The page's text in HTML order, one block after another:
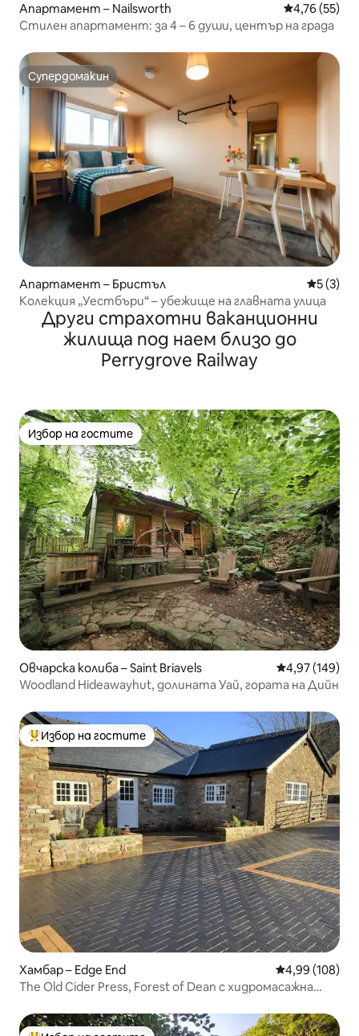
Апартамент – Nailsworth Средна
4,76 (55)
Стилен апартамент: за 4 – 6 души, център на града
Супердомакин
Супердомакин
Апартамент – Бристъл Средна
5 (3)
Колекция „Уестбъри“ – убежище на главната улица
Други страхотни ваканционни
жилища под наем близо до
Perrygrove Railway
Избор на гостите
Избор на гостите
Овчарска колиба – Saint Briavels Средна
4,97 (149)
Woodland Hideawayhut, долината Уай, гората на Дийн
Най-популярен избор на гостите
Избор на гостите
Хамбар – Edge End Средна
4,99 (108)
The Old Cider Press, Forest of Dean с хидромасажна